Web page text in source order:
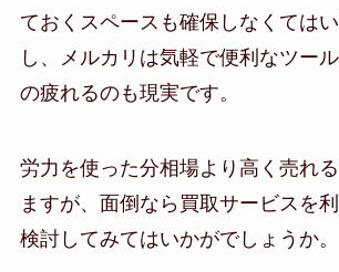
ておくスペースも確保しなくては
し、メルカリは気軽で便利なツー
の疲れるのも現実です。
労力を使った分相場より高く売れ
ますが、面倒なら買取サービスを
検討してみてはいかがでしょうか。